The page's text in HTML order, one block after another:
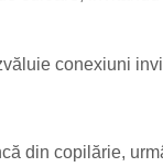
conexiuni
din copilărie,